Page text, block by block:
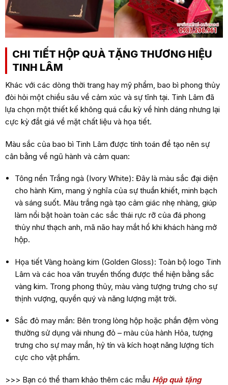
CHI TIẾT HỘP QUÀ TẶNG THƯƠNG HIỆU
TINH LÂM
Khác với các dòng thời trang hay mỹ phẩm, bao bì phong thủy
đòi hỏi một chiều sâu về cảm xúc và sự tĩnh tại. Tinh Lâm đã
lựa chọn một thiết kế không quá cầu kỳ về hình dáng nhưng lại
cực kỳ đắt giá về mặt chất liệu và họa tiết.
Màu sắc của bao bì Tinh Lâm được tính toán để tạo nên sự
cân bằng về ngũ hành và cảm quan:
Tông nền Trắng ngà (Ivory White): Đây là màu sắc đại diện
cho hành Kim, mang ý nghĩa của sự thuần khiết, minh bạch
và sáng suốt. Màu trắng ngà tạo cảm giác nhẹ nhàng, giúp
làm nổi bật hoàn toàn các sắc thái rực rỡ của đá phong
thủy như thạch anh, mã não hay mắt hổ khi khách hàng mở
hộp.
Họa tiết Vàng hoàng kim (Golden Gloss): Toàn bộ logo Tinh
Lâm và các hoa văn truyền thống được thể hiện bằng sắc
vàng kim. Trong phong thủy, màu vàng tượng trưng cho sự
thịnh vượng, quyền quý và năng lượng mặt trời.
Sắc đỏ may mắn: Bên trong lòng hộp hoặc phần đệm vòng
thường sử dụng vải nhung đỏ – màu của hành Hỏa, tượng
trưng cho sự may mắn, hỷ tín và kích hoạt năng lượng tích
cực cho vật phẩm.
>>> Bạn có thể tham khảo thêm các mẫu Hộp quà tặng